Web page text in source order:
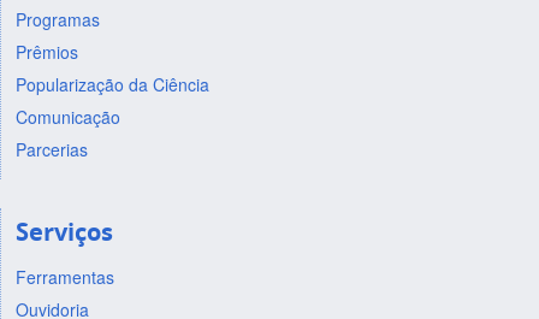
Programas
Prêmios
Popularização da Ciência
Comunicação
Parcerias
Serviços
Ferramentas
Ouvidoria